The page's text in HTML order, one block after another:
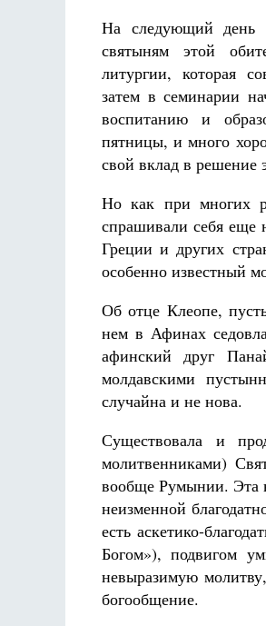
На следующий день
святыням этой
литургии, которая
затем в семинарии
воспитанию и
пятницы, и много
свой вклад в решение
Но как при многих
спрашивали себя
Греции и других
особенно известный
Об отце Клеопе,
нем в Афинах
афинский друг
молдавскими
случайна и не нова.
Существовала и
молитвенниками)
вообще Румынии. Эта
неизменной
есть аскетико-
Богом»), подвигом
невыразимую
богообщение.